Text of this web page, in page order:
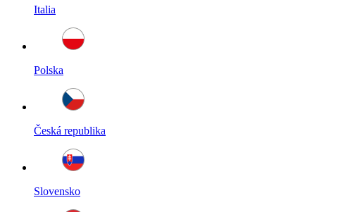
Italia
Polska
Česká republika
Slovensko